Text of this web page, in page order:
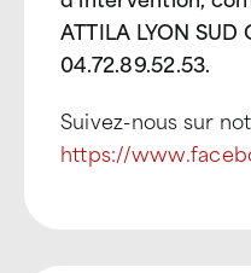
ATTILA LYON SUD
04.72.89.52.53.
Suivez-nous sur
https://